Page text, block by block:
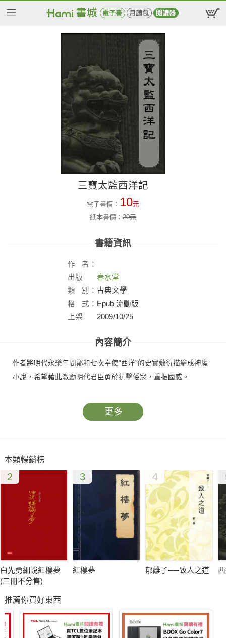
電子書 月讀包 閱讀器
三寶太監西洋記
電子書價： 10元
紙本書價： 20元
書籍資訊
作
者：
出版
社：
春水堂
類
別： 古典文學
格
式： Epub 流動版
上架
2009/10/25
內容簡介
作者將明代永樂年間鄭和七次奉使“西洋”的史實敷衍描繪成神魔
小說，希望藉此激勵明代君臣勇於抗擊倭寇，重振國威。
更多
本類暢銷榜
2
白先勇細說紅樓夢
(三冊不分售)
3
紅樓夢
4
郁離子──致人之道
推薦你買好東西